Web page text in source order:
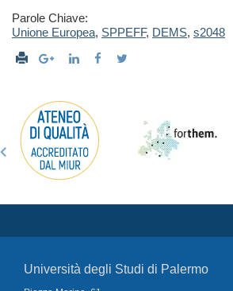
Parole Chiave:
Unione Europea, SPPEFF, DEMS, s2048
Università degli Studi di Palermo